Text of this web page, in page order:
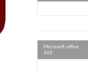
Microsoft office
365